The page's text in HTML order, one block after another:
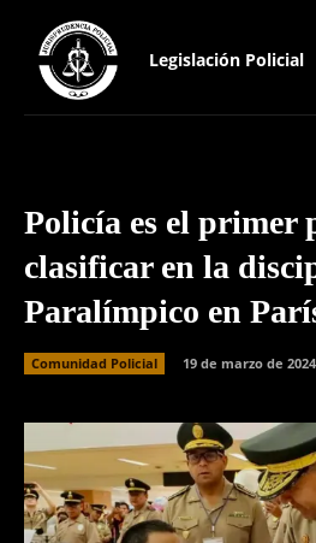
Legislación Policial
Policía es el primer
clasificar en la
Paralímpico en
Comunidad Policial 19 de marzo de 2024